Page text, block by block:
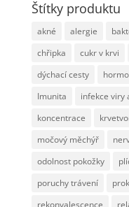
Štítky produktu
akné alergie
chřipka
cukr v krvi
dýchací cesty
Imunita
infekce viry
koncentrace
močový měchýř
odolnost pokožky
poruchy trávení